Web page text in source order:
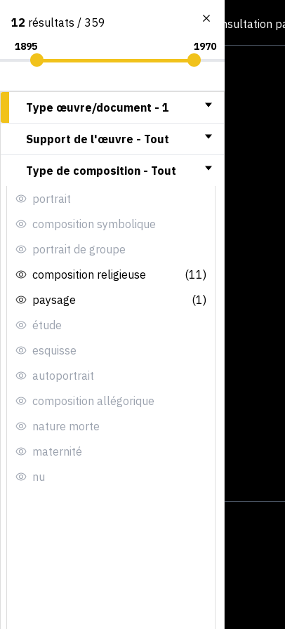
Consultation
12 résultats / 359
Type œuvre/document - 1
Support de l'œuvre - Tout
Type de composition - Tout
portrait
composition symbolique
portrait de groupe
composition religieuse
(11)
paysage
(1)
étude
esquisse
autoportrait
composition allégorique
nature morte
maternité
nu